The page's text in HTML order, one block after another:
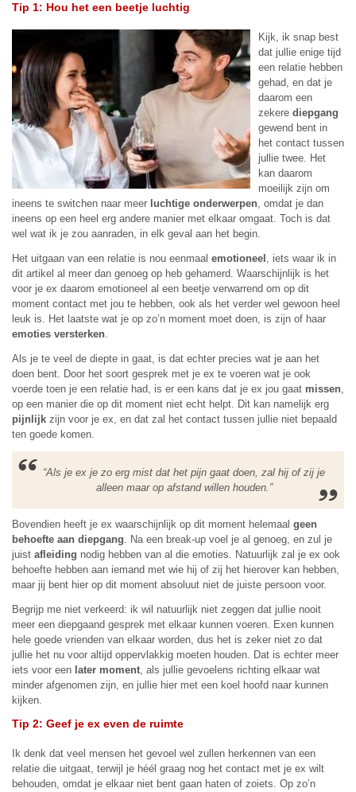
Tip 1: Hou het een beetje luchtig
Kijk, ik snap best
dat jullie enige tijd
een relatie hebben
gehad, en dat je
daarom een
zekere diepgang
gewend bent in
het contact tussen
jullie twee. Het
kan daarom
moeilijk zijn om
ineens te switchen naar meer luchtige onderwerpen, omdat je dan
ineens op een heel erg andere manier met elkaar omgaat. Toch is dat
wel wat ik je zou aanraden, in elk geval aan het begin.
Het uitgaan van een relatie is nou eenmaal emotioneel , iets waar ik in
dit artikel al meer dan genoeg op heb gehamerd. Waarschijnlijk is het
voor je ex daarom emotioneel al een beetje verwarrend om op dit
moment contact met jou te hebben, ook als het verder wel gewoon heel
leuk is. Het laatste wat je op zo’n moment moet doen, is zijn of haar
emoties versterken.
Als je te veel de diepte in gaat, is dat echter precies wat je aan het
doen bent. Door het soort gesprek met je ex te voeren wat je ook
voerde toen je een relatie had, is er een kans dat je ex jou gaat missen,
op een manier die op dit moment niet echt helpt. Dit kan namelijk erg
pijnlijk zijn voor je ex, en dat zal het contact tussen jullie niet bepaald
ten goede komen.
“Als je ex je zo erg mist dat het pijn gaat doen, zal hij of zij je
alleen maar op afstand willen houden.”
Bovendien heeft je ex waarschijnlijk op dit moment helemaal geen
behoefte aan diepgang. Na een break-up voel je al genoeg, en zul je
juist afleiding nodig hebben van al die emoties. Natuurlijk zal je ex ook
behoefte hebben aan iemand met wie hij of zij het hierover kan hebben,
maar jij bent hier op dit moment absoluut niet de juiste persoon voor.
Begrijp me niet verkeerd: ik wil natuurlijk niet zeggen dat jullie nooit
meer een diepgaand gesprek met elkaar kunnen voeren. Exen kunnen
hele goede vrienden van elkaar worden, dus het is zeker niet zo dat
jullie het nu voor altijd oppervlakkig moeten houden. Dat is echter meer
iets voor een later moment, als jullie gevoelens richting elkaar wat
minder afgenomen zijn, en jullie hier met een koel hoofd naar kunnen
kijken.
Tip 2: Geef je ex even de ruimte
Ik denk dat veel mensen het gevoel wel zullen herkennen van een
relatie die uitgaat, terwijl je héél graag nog het contact met je ex wilt
behouden, omdat je elkaar niet bent gaan haten of zoiets. Op zo’n